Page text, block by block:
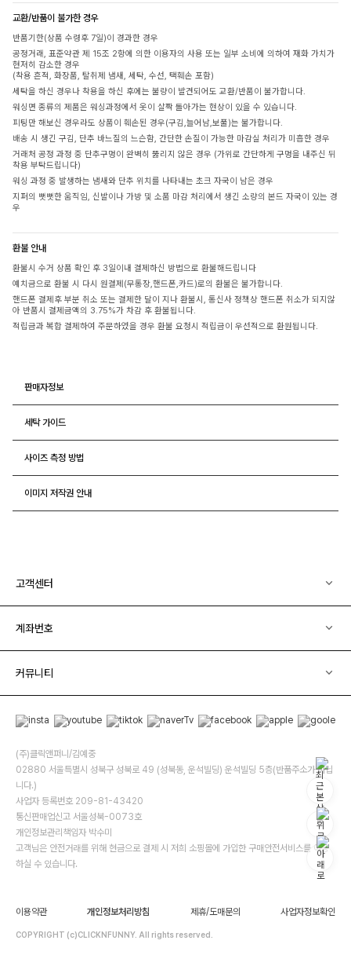
교환/반품이 불가한 경우
반품기한(상품 수령후 7일)이 경과한 경우
공정거래, 표준약관 제 15조 2항에 의한 이용자의 사용 또는 일부 소비에 의하여 재화 가치가
현저히 감소한 경우
(착용 흔적, 화장품, 탈취제 냄새, 세탁, 수선, 택훼손 포함)
세탁을 하신 경우나 착용을 하신 후에는 불량이 발견되어도 교환/반품이 불가합니다.
워싱면 종류의 제품은 워싱과정에서 옷이 살짝 돌아가는 현상이 있을 수 있습니다.
피팅만 해보신 경우라도 상품이 훼손된 경우(구김,늘어남,보풀)는 불가합니다.
배송 시 생긴 구김, 단추 바느질의 느슨함, 간단한 손질이 가능한 마감실 처리가 미흡한 경우
거래처 공정 과정 중 단추구멍이 완벽히 뚫리지 않은 경우 (가위로 간단하게 구멍을 내주신 뒤
착용 부탁드립니다)
워싱 과정 중 발생하는 냄새와 단추 위치를 나타내는 초크 자국이 남은 경우
지퍼의 뻣뻣한 움직임, 신발이나 가방 및 소품 마감 처리에서 생긴 소량의 본드 자국이 있는 경
우
환불 안내
환불시 수거 상품 확인 후 3일이내 결제하신 방법으로 환불해드립니다
예치금으로 환불 시 다시 원결제(무통장,핸드폰,카드)로의 환불은 불가합니다.
핸드폰 결제후 부분 취소 또는 결제한 달이 지나 환불시, 통신사 정책상 핸드폰 취소가 되지않
아 반품시 결제금액의 3.75%가 차감 후 환불됩니다.
적립금과 복합 결제하여 주문하였을 경우 환불 요청시 적립금이 우선적으로 환원됩니다.
판매자정보
세탁 가이드
사이즈 측정 방법
이미지 저작권 안내
고객센터
계좌번호
커뮤니티
(주)클릭앤퍼니/김예중
02880 서울특별시 성북구 성북로 49 (성북동, 운석빌딩) 운석빌딩 5층(반품주소가 아닙
니다.)
사업자 등록번호 209-81-43420
통신판매업신고 서울성북-0073호
개인정보관리책임자 박수미
고객님은 안전거래를 위해 현금으로 결제 시 저희 소핑몰에 가입한 구매안전서비스를 이용
하실 수 있습니다.
이용약관 개인정보처리방침 제휴/도매문의 사업자정보확인
COPYRIGHT (c)CLICKNFUNNY. All rights reserved.